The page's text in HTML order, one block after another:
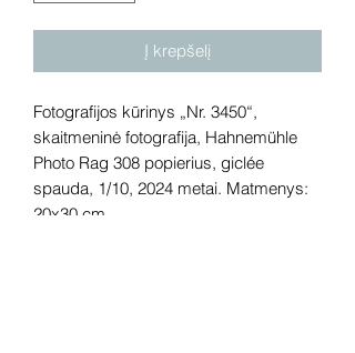
Į krepšelį
Fotografijos kūrinys „Nr. 3450“,
skaitmeninė fotografija, Hahnemühle
Photo Rag 308 popierius, giclée
spauda, 1/10, 2024 metai. Matmenys:
20x30 cm.